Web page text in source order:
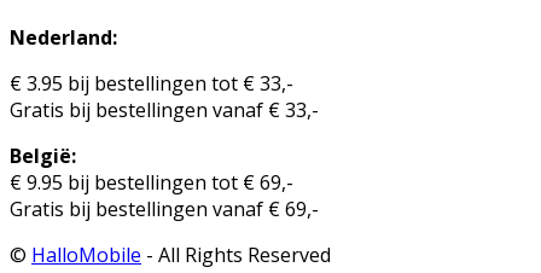
Nederland:
€ 3.95 bij bestellingen tot € 33,-
Gratis bij bestellingen vanaf € 33,-
België:
€ 9.95 bij bestellingen tot € 69,-
Gratis bij bestellingen vanaf € 69,-
© HalloMobile - All Rights Reserved